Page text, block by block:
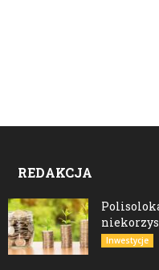
REDAKCJA
Inwestycje